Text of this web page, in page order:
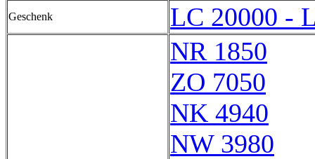
Geschenk
LC 20000 -
NR 1850
ZO 7050
NK 4940
NW 3980